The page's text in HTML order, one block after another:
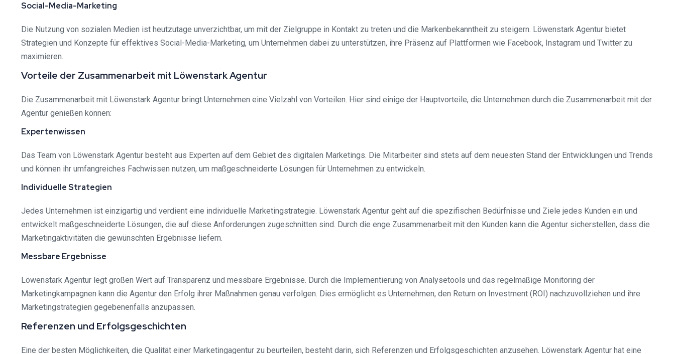
Social-Media-Marketing
Die Nutzung von sozialen Medien ist heutzutage unverzichtbar, um mit der Zielgruppe in Kontakt zu treten und die Markenbekanntheit zu steigern. Löwenstark Agentur bietet
Strategien und Konzepte für effektives Social-Media-Marketing, um Unternehmen dabei zu unterstützen, ihre Präsenz auf Plattformen wie Facebook, Instagram und Twitter zu
maximieren.
Vorteile der Zusammenarbeit mit Löwenstark Agentur
Die Zusammenarbeit mit Löwenstark Agentur bringt Unternehmen eine Vielzahl von Vorteilen. Hier sind einige der Hauptvorteile, die Unternehmen durch die Zusammenarbeit mit der
Agentur genießen können:
Expertenwissen
Das Team von Löwenstark Agentur besteht aus Experten auf dem Gebiet des digitalen Marketings. Die Mitarbeiter sind stets auf dem neuesten Stand der Entwicklungen und Trends
und können ihr umfangreiches Fachwissen nutzen, um maßgeschneiderte Lösungen für Unternehmen zu entwickeln.
Individuelle Strategien
Jedes Unternehmen ist einzigartig und verdient eine individuelle Marketingstrategie. Löwenstark Agentur geht auf die spezifischen Bedürfnisse und Ziele jedes Kunden ein und
entwickelt maßgeschneiderte Lösungen, die auf diese Anforderungen zugeschnitten sind. Durch die enge Zusammenarbeit mit den Kunden kann die Agentur sicherstellen, dass die
Marketingaktivitäten die gewünschten Ergebnisse liefern.
Messbare Ergebnisse
Löwenstark Agentur legt großen Wert auf Transparenz und messbare Ergebnisse. Durch die Implementierung von Analysetools und das regelmäßige Monitoring der
Marketingkampagnen kann die Agentur den Erfolg ihrer Maßnahmen genau verfolgen. Dies ermöglicht es Unternehmen, den Return on Investment (ROI) nachzuvollziehen und ihre
Marketingstrategien gegebenenfalls anzupassen.
Referenzen und Erfolgsgeschichten
Eine der besten Möglichkeiten, die Qualität einer Marketingagentur zu beurteilen, besteht darin, sich Referenzen und Erfolgsgeschichten anzusehen. Löwenstark Agentur hat eine